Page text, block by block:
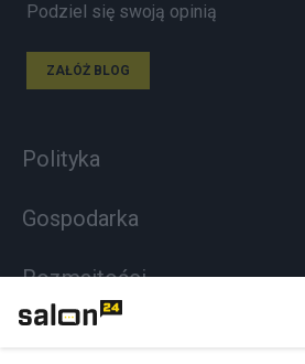
Podziel się swoją opinią
ZAŁÓŻ BLOG
Polityka
Gospodarka
Rozmaitości